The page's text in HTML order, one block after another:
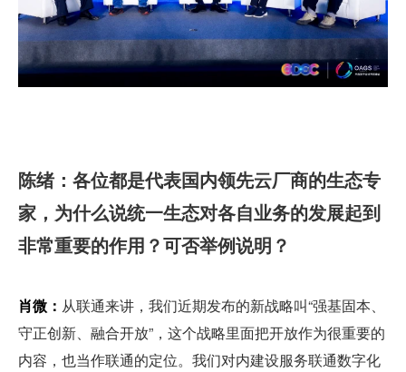
陈绪：各位都是代表国内领先云厂商的生态专
家，为什么说统一生态对各自业务的发展起到
非常重要的作用？可否举例说明？
肖微： 从联通来讲，我们近期发布的新战略叫“强基固本、
守正创新、融合开放”，这个战略里面把开放作为很重要的
内容，也当作联通的定位。我们对内建设服务联通数字化